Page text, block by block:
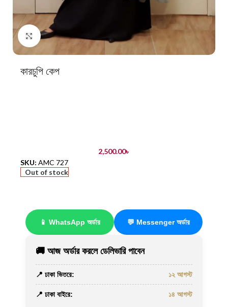
Click to enlarge
কারচুপি কেপ
2,500.00৳
SKU: AMC 727
Out of stock
📱 WhatsApp অর্ডার 💬 Messenger অর্ডার
🚚 আজ অর্ডার করলে ডেলিভারি পাবেন
📍 ঢাকা ভিতরে: ১২ আগস্ট
📍 ঢাকা বাইরে: ১৪ আগস্ট